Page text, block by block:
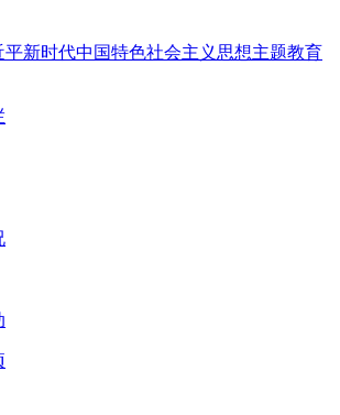
平新时代中国特色社会主义思想主题教育